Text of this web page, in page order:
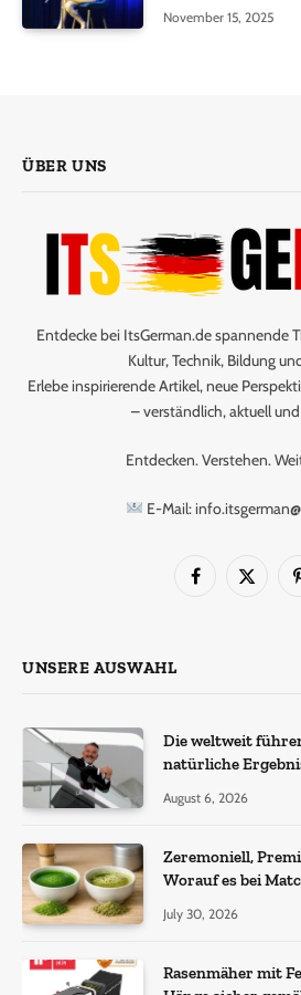
November 15, 2025
ÜBER UNS
Entdecke bei ItsGerman.de spannende
Kultur, Technik, Bildung
Erlebe inspirierende Artikel, neue
– verständlich, aktuell
Entdecken. Verstehen.
E-Mail:
Facebook
X
UNSERE AUSWAHL
Die weltweit
natürliche
August 6, 2026
Zeremoniell,
Worauf es bei
July 30, 2026
Rasenmäher mit